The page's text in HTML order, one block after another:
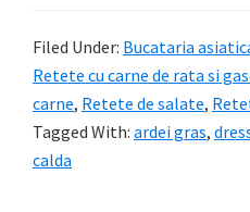
Filed Under: Bucataria
Retete cu carne de rata si
carne, Retete de salate,
Tagged With: ardei gras,
calda